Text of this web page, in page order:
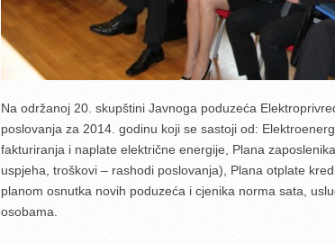
Na održanoj 20. skupštini Javnoga poduzeća
poslovanja za 2014. godinu koji se sastoji od:
fakturiranja i naplate električne energije, Plana
uspjeha, troškovi – rashodi poslovanja), Plana otplate
planom osnutka novih poduzeća i cjenika norma sata,
osobama.